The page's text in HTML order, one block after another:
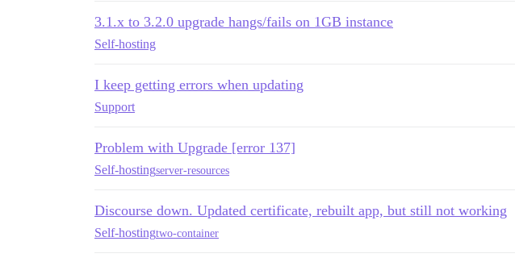
3.1.x to 3.2.0 upgrade hangs/fails on 1GB instance
Self-hosting
I keep getting errors when updating
Support
Problem with Upgrade [error 137]
Self-hostingserver-resources
Discourse down. Updated certificate, rebuilt app, but still not working
Self-hostingtwo-container